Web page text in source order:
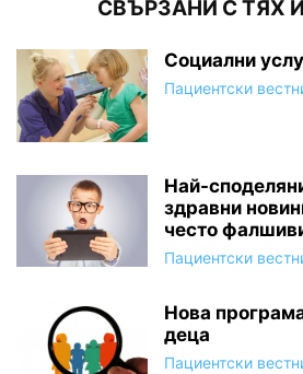
СВЪРЗАНИ С ТЯХ
Социални
Пациентски
Най-
здравни
често
Пациентски
Нова
деца
Пациентски